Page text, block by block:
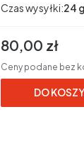
Czas wysyłki:24
Cena brutto
80,00 zł
Ceny podane bez
DO